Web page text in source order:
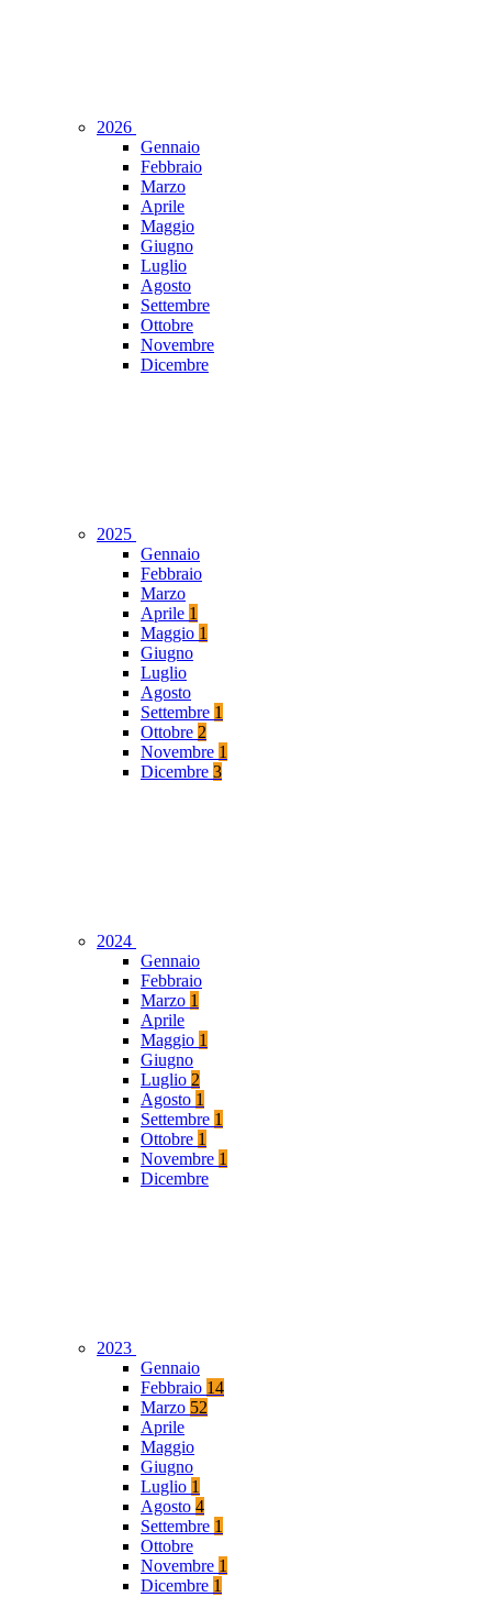
2026
Gennaio
Febbraio
Marzo
Aprile
Maggio
Giugno
Luglio
Agosto
Settembre
Ottobre
Novembre
Dicembre
2025
Gennaio
Febbraio
Marzo
Aprile 1
Maggio 1
Giugno
Luglio
Agosto
Settembre 1
Ottobre 2
Novembre 1
Dicembre 3
2024
Gennaio
Febbraio
Marzo 1
Aprile
Maggio 1
Giugno
Luglio 2
Agosto 1
Settembre 1
Ottobre 1
Novembre 1
Dicembre
2023
Gennaio
Febbraio 14
Marzo 52
Aprile
Maggio
Giugno
Luglio 1
Agosto 4
Settembre 1
Ottobre
Novembre 1
Dicembre 1